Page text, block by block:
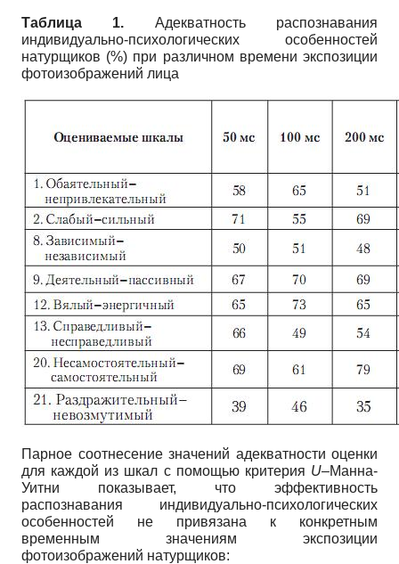
Таблица 1. Адекватность распознавания
индивидуально-психологических особенно­стей
натурщиков (%) при различном времени экспозиции
фотоизображений лица
Парное соотнесение значений адекватности оценки
для каждой из шкал с помощью критерия U–Манна-
Уитни показывает, что эффективность
распознавания индивидуально-психологических
особенностей не привязана к конкретным
временным значениям экспо­зиции
фотоизображений натурщиков: